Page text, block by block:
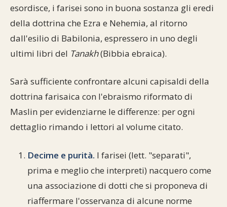
esordisce, i farisei sono in buona sostanza gli eredi
della dottrina che Ezra e Nehemia, al ritorno
dall'esilio di Babilonia, espressero in uno degli
ultimi libri del Tanakh(Bibbia ebraica).
Sarà sufficiente confrontare alcuni capisaldi della
dottrina farisaica con l'ebraismo riformato di
Maslin per evidenziarne le differenze: per ogni
dettaglio rimando i lettori al volume citato.
Decime e purità. I farisei (lett. "separati",
prima e meglio che interpreti) nacquero come
una associazione di dotti che si proponeva di
riaffermare l'osservanza di alcune norme